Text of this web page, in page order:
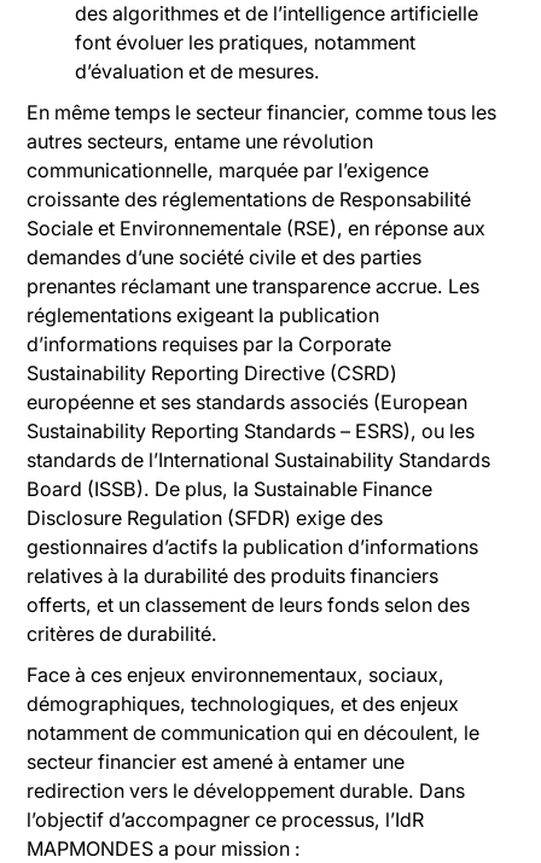
des algorithmes et de l’intelligence artificielle
font évoluer les pratiques, notamment
d’évaluation et de mesures.
En même temps le secteur financier, comme tous les
autres secteurs, entame une révolution
communicationnelle, marquée par l’exigence
croissante des réglementations de Responsabilité
Sociale et Environnementale (RSE), en réponse aux
demandes d’une société civile et des parties
prenantes réclamant une transparence accrue. Les
réglementations exigeant la publication
d’informations requises par la Corporate
Sustainability Reporting Directive (CSRD)
européenne et ses standards associés (European
Sustainability Reporting Standards – ESRS), ou les
standards de l’International Sustainability Standards
Board (ISSB). De plus, la Sustainable Finance
Disclosure Regulation (SFDR) exige des
gestionnaires d’actifs la publication d’informations
relatives à la durabilité des produits financiers
offerts, et un classement de leurs fonds selon des
critères de durabilité.
Face à ces enjeux environnementaux, sociaux,
démographiques, technologiques, et des enjeux
notamment de communication qui en découlent, le
secteur financier est amené à entamer une
redirection vers le développement durable. Dans
l’objectif d’accompagner ce processus, l’IdR
MAPMONDES a pour mission :